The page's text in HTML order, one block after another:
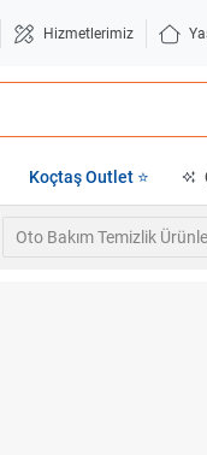
Hizmetlerimiz
Koçtaş Outlet ⭐
Oto Bakım Temizlik